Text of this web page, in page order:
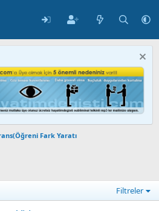
Fark Yaratı
Filtreler